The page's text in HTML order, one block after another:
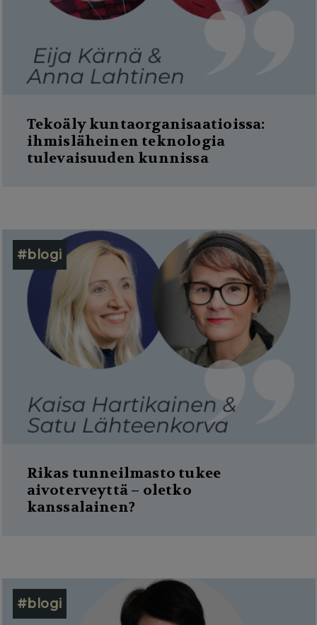
Tekoäly kuntaorganisaatioissa:
ihmisläheinen teknologia
tulevaisuuden kunnissa
#blogi
Rikas tunneilmasto tukee
aivoterveyttä – oletko
kanssalainen?
#blogi